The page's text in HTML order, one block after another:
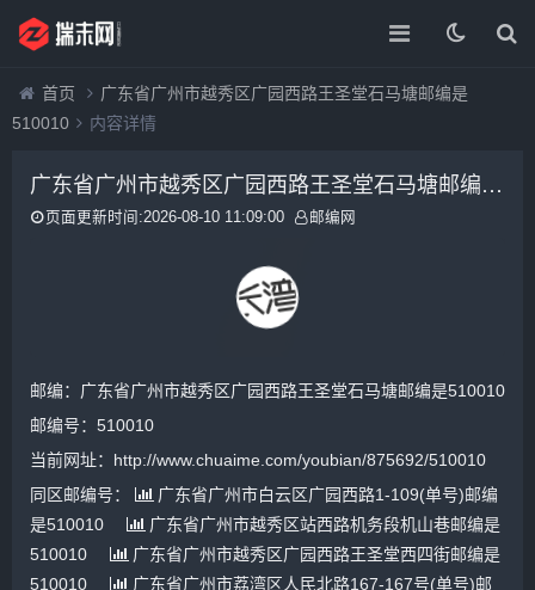
首页
广东省广州市越秀区广园西路王圣堂石马塘邮编是
510010
内容详情
广东省广州市越秀区广园西路王圣堂石马塘邮编是510010
页面更新时间:2026-08-10 11:09:00 邮编网
邮编：广东省广州市越秀区广园西路王圣堂石马塘邮编是510010
邮编号：510010
当前网址：http://www.chuaime.com/youbian/875692/510010
同区邮编号：
广东省广州市白云区广园西路1-109(单号)邮编
是510010
广东省广州市越秀区站西路机务段机山巷邮编是
510010
广东省广州市越秀区广园西路王圣堂西四街邮编是
510010
广东省广州市荔湾区人民北路167-167号(单号)邮